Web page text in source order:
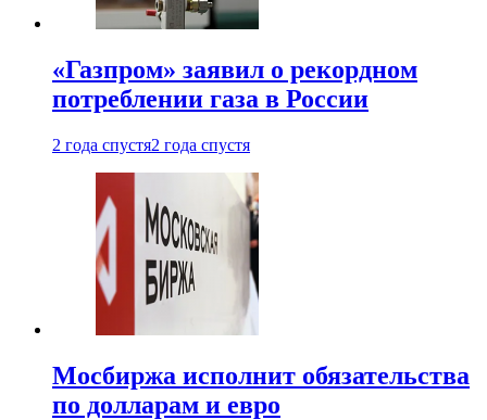
«Газпром» заявил о рекордном
потреблении газа в России
2 года спустя2 года спустя
Мосбиржа исполнит обязательства
по долларам и евро